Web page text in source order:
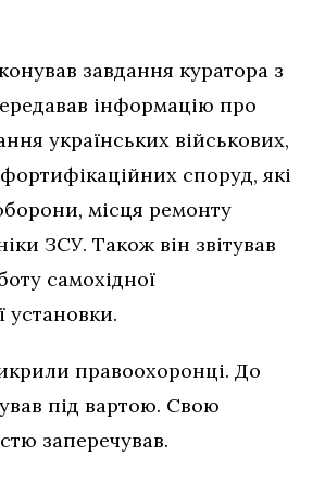
завдання куратора з
інформацію про
українських військових,
споруд, які
місця ремонту
ЗСУ. Також він звітував
самохідної
установки.
правоохоронці. До
під вартою. Свою
заперечував.